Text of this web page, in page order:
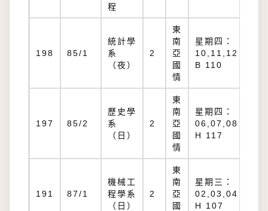
程
198 85/1
統計學
系
（夜）
2
東
南
亞
國
情
星期四：
10,11,12
B 110
197 85/2
歷史學
系
（日）
2
東
南
亞
國
情
星期四：
06,07,08
H 117
191 87/1
機械工
程學系
（日）
2
東
南
亞
國
星期三：
02,03,04
H 107